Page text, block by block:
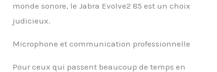
monde sonore, le Jabra Evolve2 85 est un choix
judicieux.
Microphone et communication professionnelle
Pour ceux qui passent beaucoup de temps en